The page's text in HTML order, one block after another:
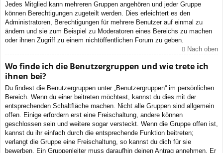
Jedes Mitglied kann mehreren Gruppen angehören und jeder Gruppe
können Berechtigungen zugeteilt werden. Dies erleichtert es den
Administratoren, Berechtigungen für mehrere Benutzer auf einmal zu
ändern und sie zum Beispiel zu Moderatoren eines Bereichs zu machen
oder ihnen Zugriff zu einem nichtöffentlichen Forum zu geben.
Nach oben
Wo finde ich die Benutzergruppen und wie trete ich
ihnen bei?
Du findest die Benutzergruppen unter „Benutzergruppen“ im persönlichen
Bereich. Wenn du einer beitreten möchtest, kannst du dies mit der
entsprechenden Schaltfläche machen. Nicht alle Gruppen sind allgemein
offen. Einige erfordern erst eine Freischaltung, andere können
geschlossen sein und weitere sogar versteckt. Wenn die Gruppe offen ist,
kannst du ihr einfach durch die entsprechende Funktion beitreten;
verlangt die Gruppe eine Freischaltung, so kannst du dich für sie
bewerben. Ein Gruppenleiter muss daraufhin deinen Antrag annehmen. Er